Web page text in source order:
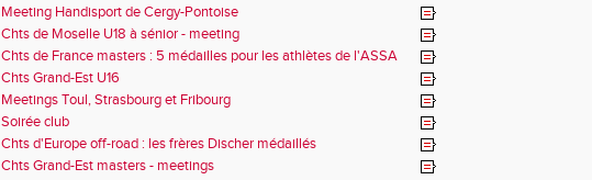
Meeting Handisport de Cergy-Pontoise
Chts de Moselle U18 à sénior - meeting
Chts de France masters : 5 médailles pour les athlètes de l'ASSA
Chts Grand-Est U16
Meetings Toul, Strasbourg et Fribourg
Soirée club
Chts d'Europe off-road : les frères Discher médaillés
Chts Grand-Est masters - meetings